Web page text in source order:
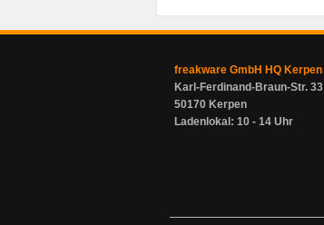
freakware GmbH HQ Kerpen
Karl-Ferdinand-Braun-Str. 33
50170 Kerpen
Ladenlokal: 10 - 14 Uhr